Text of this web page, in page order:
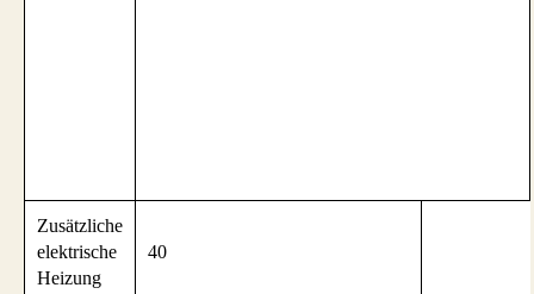
Zusätzliche
elektrische
Heizung
40